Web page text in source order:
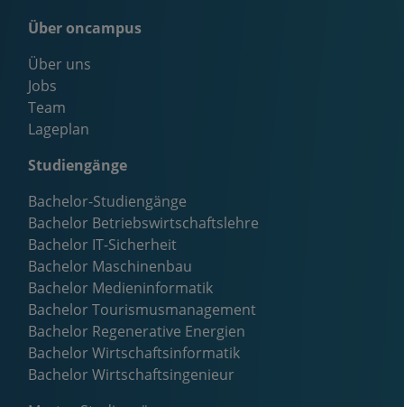
Über oncampus
Über uns
Jobs
Team
Lageplan
Studiengänge
Bachelor-Studiengänge
Bachelor Betriebswirtschaftslehre
Bachelor IT-Sicherheit
Bachelor Maschinenbau
Bachelor Medieninformatik
Bachelor Tourismusmanagement
Bachelor Regenerative Energien
Bachelor Wirtschaftsinformatik
Bachelor Wirtschaftsingenieur